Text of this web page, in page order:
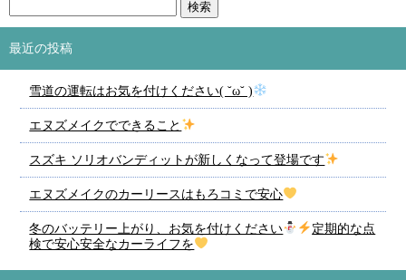
最近の投稿
雪道の運転はお気を付けください( ˘ω˘ )
エヌズメイクでできること
スズキ ソリオバンディットが新しくなって登場です
エヌズメイクのカーリースはもろコミで安心
冬のバッテリー上がり、お気を付けください
定期的な点
検で安心安全なカーライフを